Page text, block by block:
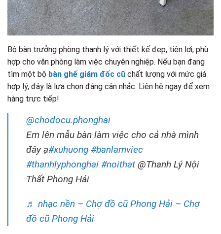
Bộ bàn trưởng phòng thanh lý với thiết kế đẹp, tiện lợi, phù
hợp cho văn phòng làm việc chuyên nghiệp. Nếu bạn đang
tìm một bộ bàn ghế giám đốc cũ chất lượng với mức giá
hợp lý, đây là lựa chọn đáng cân nhắc. Liên hệ ngay để xem
hàng trực tiếp!
@chodocu.phonghai
Em lên mẫu bàn làm việc cho cả nhà mình
đây ạ#xuhuong #banlamviec
#thanhlyphonghai #noithat @Thanh Lý Nội
Thất Phong Hải
♬ nhạc nền – Chợ đồ cũ Phong Hải – Chợ
đồ cũ Phong Hải